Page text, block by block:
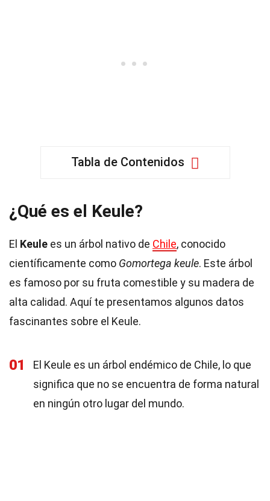
Tabla de Contenidos
¿Qué es el Keule?
El Keule es un árbol nativo de Chile, conocido
científicamente como Gomortega keule. Este árbol
es famoso por su fruta comestible y su madera de
alta calidad. Aquí te presentamos algunos datos
fascinantes sobre el Keule.
01
El Keule es un árbol endémico de Chile, lo que
significa que no se encuentra de forma natural
en ningún otro lugar del mundo.